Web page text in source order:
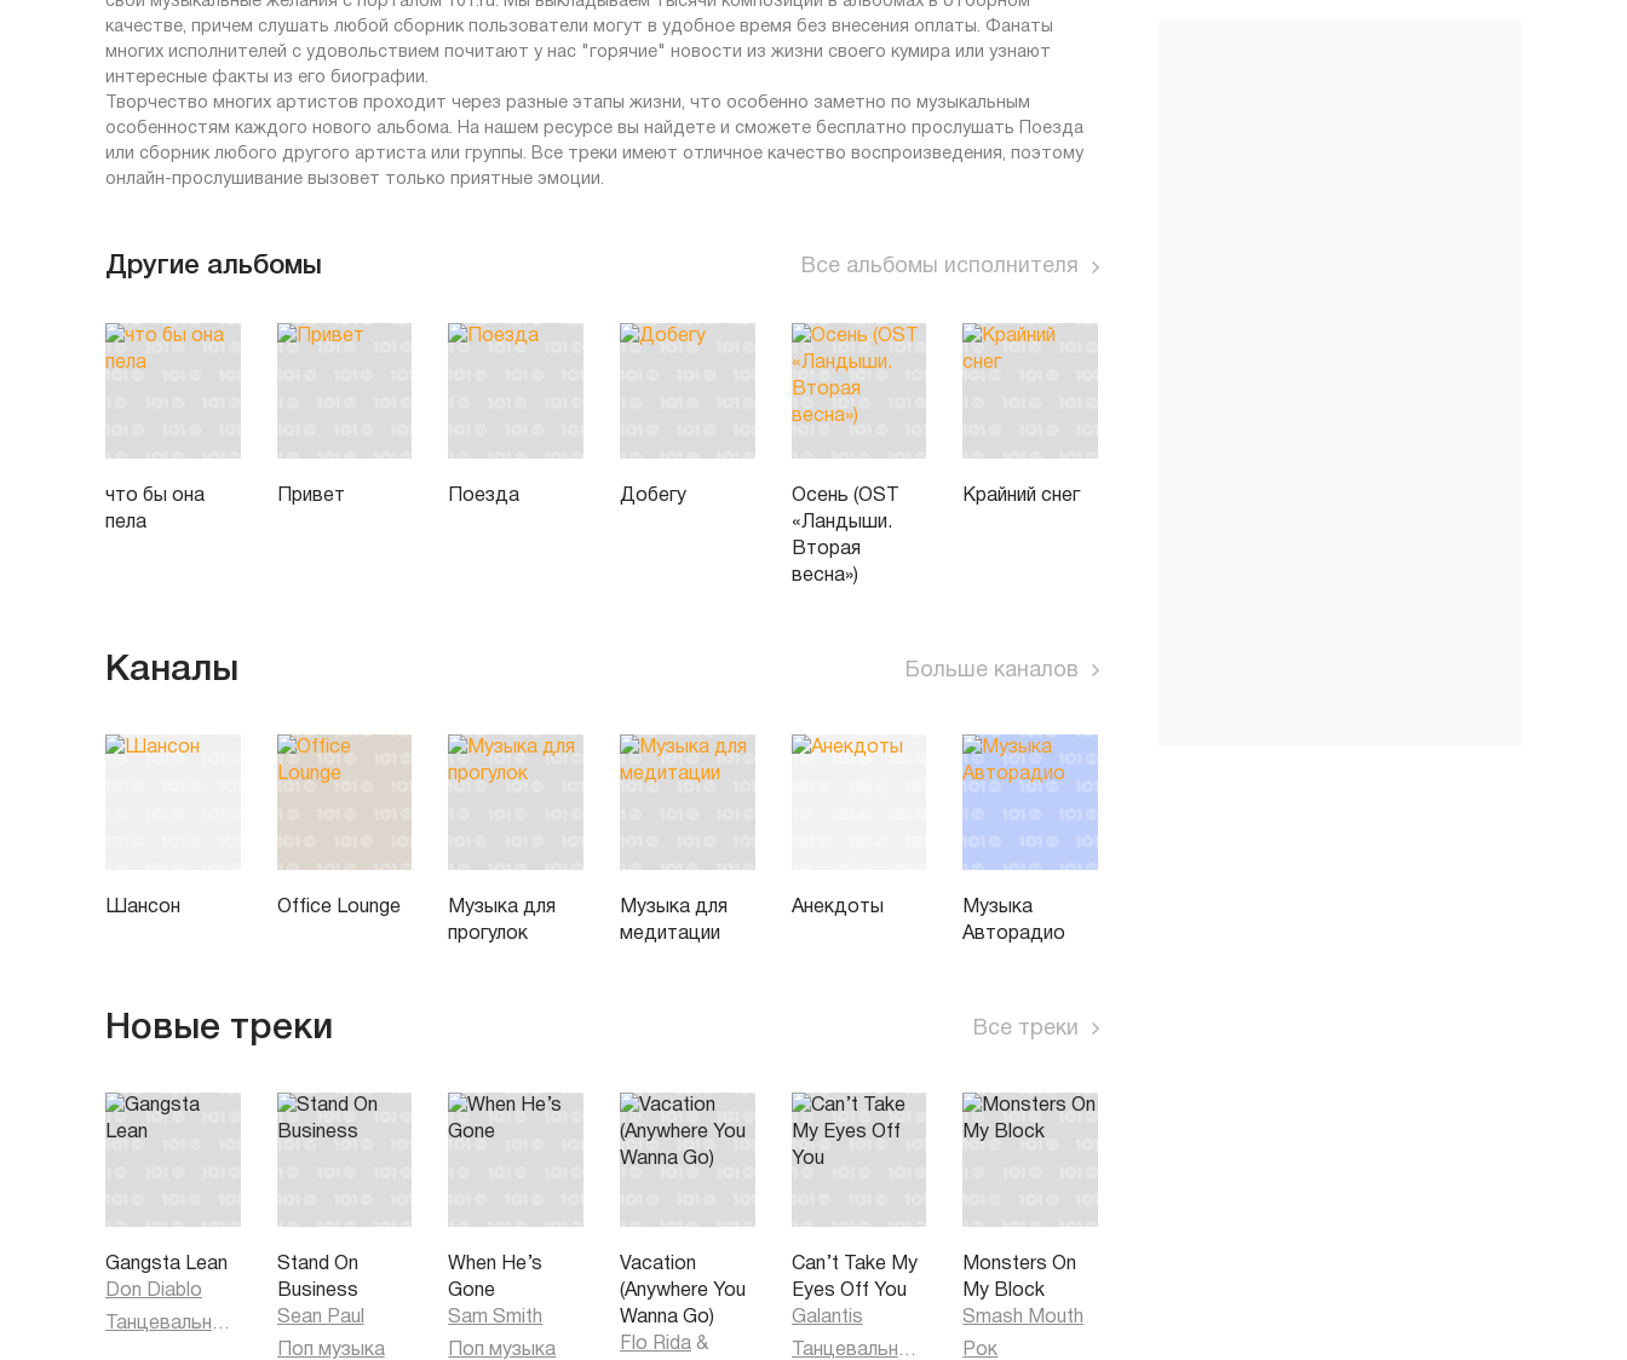
качестве, причем слушать любой сборник пользователи могут в удобное время без внесения оплаты. Фанаты
многих исполнителей с удовольствием почитают у нас "горячие" новости из жизни своего кумира или узнают
интересные факты из его биографии.
Творчество многих артистов проходит через разные этапы жизни, что особенно заметно по музыкальным
особенностям каждого нового альбома. На нашем ресурсе вы найдете и сможете бесплатно прослушать Поезда
или сборник любого другого артиста или группы. Все треки имеют отличное качество воспроизведения, поэтому
онлайн-прослушивание вызовет только приятные эмоции.
Другие альбомы Все альбомы исполнителя
что бы она
пела
Привет Поезда Добегу
Осень (OST
«Ландыши.
Вторая
весна»)
Крайний снег
Каналы Больше каналов
Шансон Office Lounge
Музыка для
прогулок
Музыка для
медитации
Анекдоты
Музыка
Авторадио
Новые треки Все треки
Gangsta Lean
Don Diablo
Stand On
Business
Sean Paul
Поп музыка
When He’s
Gone
Sam Smith
Поп музыка
Vacation
(Anywhere You
Wanna Go)
Flo Rida &
Can’t Take My
Eyes Off You
Galantis
Monsters On
My Block
Smash Mouth
Рок